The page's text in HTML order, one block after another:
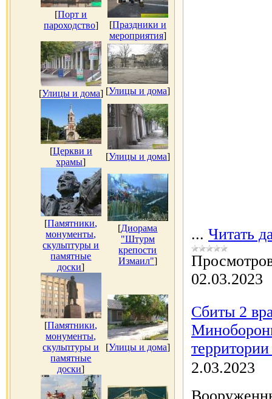
[Порт и
пароходство] [Праздники и
мероприятия]
[Улицы и дома] [Улицы и дома]
[Церкви и
храмы]
[Улицы и дома]
[Памятники,
монументы,
скульптуры и
памятные
доски]
[Диорама
"Штурм
крепости
Измаил"]
[Памятники,
монументы,
скульптуры и
памятные
доски]
[Улицы и дома]
... Читать
02.03.2023
Сбиты 2
2.03.2023